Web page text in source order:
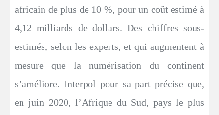
africain de plus de 10 %, pour un coût estimé à
4,12 milliards de dollars. Des chiffres sous-
estimés, selon les experts, et qui augmentent à
mesure que la numérisation du continent
s’améliore. Interpol pour sa part précise que,
en juin 2020, l’Afrique du Sud, pays le plus